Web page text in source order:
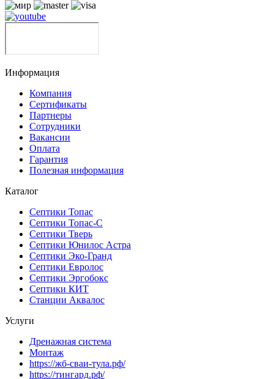
Информация
Компания
Сертификаты
Партнеры
Сотрудники
Вакансии
Оплата
Гарантия
Полезная информация
Каталог
Септики Топас
Септики Топас-С
Септики Тверь
Септики Юнилос Астра
Септики Эко-Гранд
Септики Евролос
Септики Эргобокс
Септики КИТ
Станции Аквалос
Услуги
Дренажная система
Монтаж
https://жб-сваи-тула.рф/
https://тингард.рф/